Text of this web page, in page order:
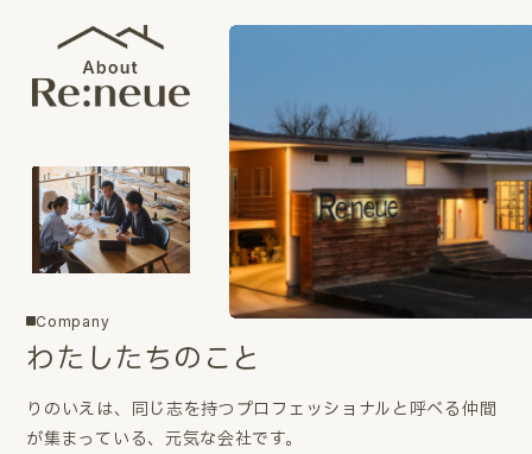
Company
わたしたちのこと
りのいえは、同じ志を持つプロフェッショナルと呼べる仲間
が集まっている、元気な会社です。